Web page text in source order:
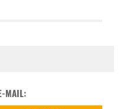
MAIL: